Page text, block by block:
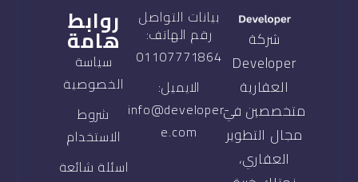
شركة
Developer
العقارية
متخصصين في
مجال التطوير
العقاري،
بيانات التواصل
رقم الهاتف:
01107771864
الايميل:
info@developer-
e.com
روابط
هامة
سياسة
الخصوصية
شروط
الاستخدام
اسئلة شائعة